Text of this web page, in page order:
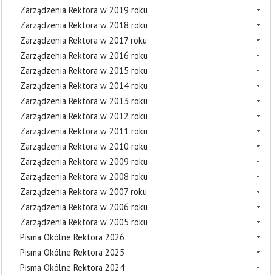
Zarządzenia Rektora w 2019 roku
Zarządzenia Rektora w 2018 roku
Zarządzenia Rektora w 2017 roku
Zarządzenia Rektora w 2016 roku
Zarządzenia Rektora w 2015 roku
Zarządzenia Rektora w 2014 roku
Zarządzenia Rektora w 2013 roku
Zarządzenia Rektora w 2012 roku
Zarządzenia Rektora w 2011 roku
Zarządzenia Rektora w 2010 roku
Zarządzenia Rektora w 2009 roku
Zarządzenia Rektora w 2008 roku
Zarządzenia Rektora w 2007 roku
Zarządzenia Rektora w 2006 roku
Zarządzenia Rektora w 2005 roku
Pisma Okólne Rektora 2026
Pisma Okólne Rektora 2025
Pisma Okólne Rektora 2024